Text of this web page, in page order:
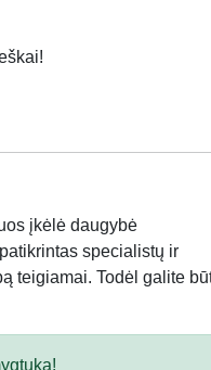
įkėlė daugybė
specialistų ir
teigiamai. Todėl galite